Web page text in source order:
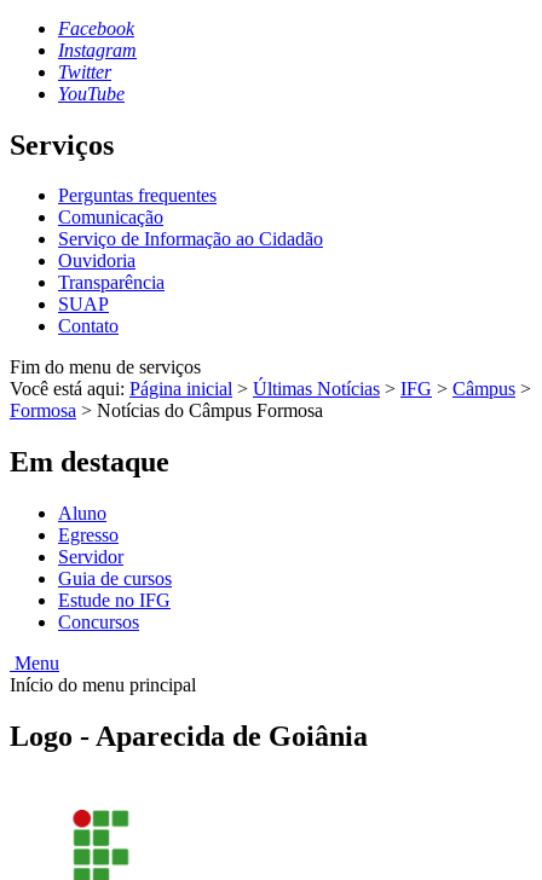
Facebook
Instagram
Twitter
YouTube
Serviços
Perguntas frequentes
Comunicação
Serviço de Informação ao Cidadão
Ouvidoria
Transparência
SUAP
Contato
Fim do menu de serviços
Você está aqui: Página inicial > Últimas Notícias > IFG > Câmpus >
Formosa > Notícias do Câmpus Formosa
Em destaque
Aluno
Egresso
Servidor
Guia de cursos
Estude no IFG
Concursos
Menu
Início do menu principal
Logo - Aparecida de Goiânia